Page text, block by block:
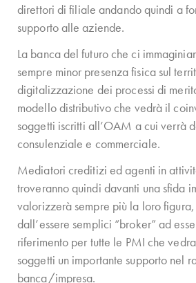
direttori di filiale andando quindi a
supporto alle aziende.
La banca del futuro che ci
sempre minor presenza fisica sul
digitalizzazione dei processi di
modello distributivo che vedrà il
soggetti iscritti all’OAM a cui verrà
consulenziale e commerciale.
Mediatori creditizi ed agenti in
troveranno quindi davanti una sfida
valorizzerà sempre più la loro
dall’essere semplici “broker” ad
riferimento per tutte le PMI che
soggetti un importante supporto nel
banca/impresa.